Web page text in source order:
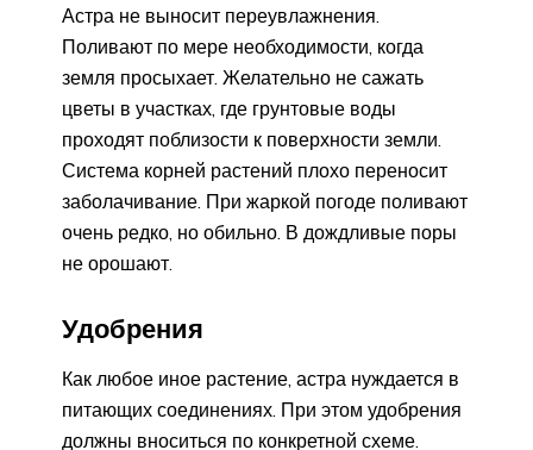
Астра не выносит переувлажнения.
Поливают по мере необходимости, когда
земля просыхает. Желательно не сажать
цветы в участках, где грунтовые воды
проходят поблизости к поверхности земли.
Система корней растений плохо переносит
заболачивание. При жаркой погоде поливают
очень редко, но обильно. В дождливые поры
не орошают.
Удобрения
Как любое иное растение, астра нуждается в
питающих соединениях. При этом удобрения
должны вноситься по конкретной схеме.